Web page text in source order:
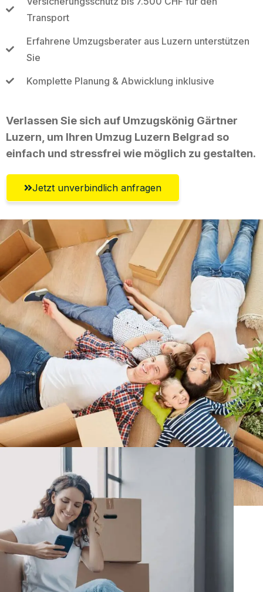
Transport
Erfahrene Umzugsberater aus Luzern unterstützen
Sie
Komplette Planung & Abwicklung inklusive
Verlassen Sie sich auf Umzugskönig Gärtner
Luzern, um Ihren Umzug Luzern Belgrad so
einfach und stressfrei wie möglich zu gestalten.
Jetzt unverbindlich anfragen